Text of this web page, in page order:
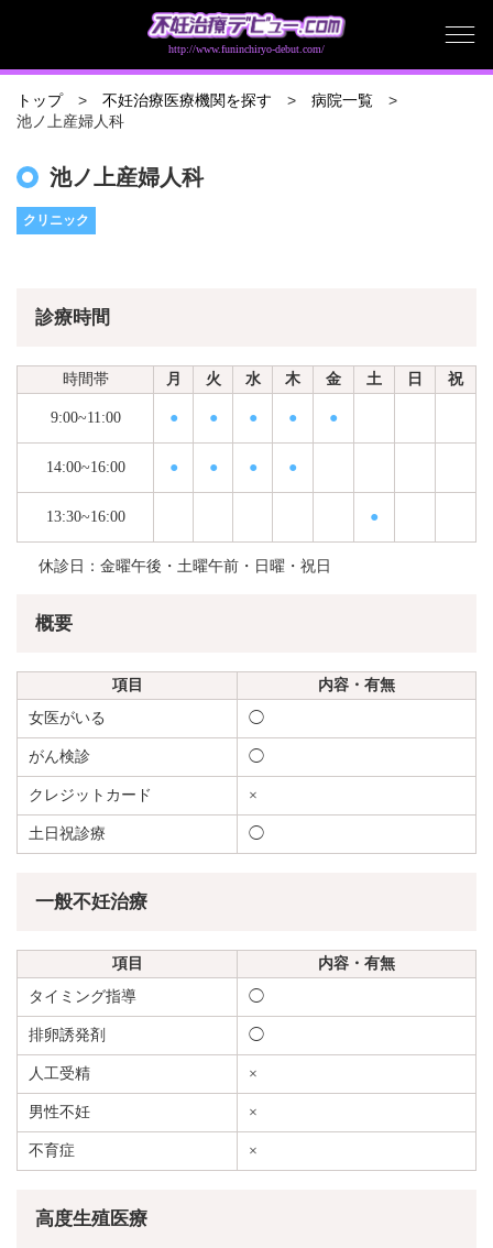
http://www.funinchiryo-debut.com/
トップ 不妊治療医療機関を探す 病院一覧
池ノ上産婦人科
池ノ上産婦人科
クリニック
診療時間
時間帯 月 火 水 木 金 土 日 祝
9:00~11:00 ● ● ● ● ●
14:00~16:00 ● ● ● ●
13:30~16:00 ●
休診日：金曜午後・土曜午前・日曜・祝日
概要
項目
内容・有無
女医がいる
◯
がん検診 ◯
クレジットカード ×
土日祝診療 ◯
一般不妊治療
項目
内容・有無
タイミング指導
◯
排卵誘発剤 ◯
人工受精 ×
男性不妊 ×
不育症 ×
高度生殖医療